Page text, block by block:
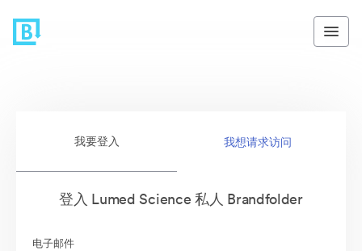
我要登入 我想请求访问
登入 Lumed Science 私人 Brandfolder
电子邮件